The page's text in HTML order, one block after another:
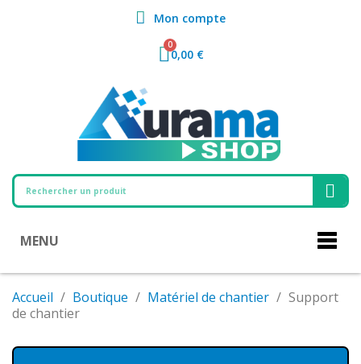
Mon compte
0,00 €
MENU
Accueil Boutique Matériel de chantier
Support
de chantier